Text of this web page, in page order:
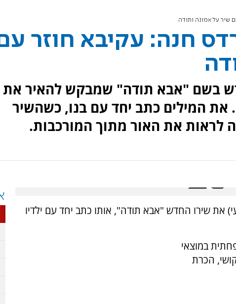
שיר על אמונה ותודה
חנה: עקיבא חוזר
בשם "אבא תודה" שמבקש להאיר את
את המילים כתב יחד עם בנו, כשהשיר
לראות את האור מתוך המורכבות.
את שירו החדש "אבא תודה", אותו כתב יחד עם ילדיו
במוצאי
הכרת